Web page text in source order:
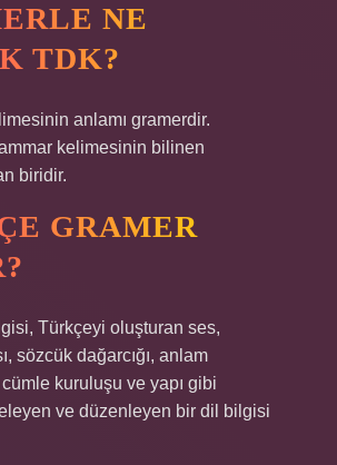
NE
TDK?
anlamı gramerdir.
kelimesinin bilinen
biridir.
GRAMER
Türkçeyi oluşturan ses,
sözcük dağarcığı, anlam
kuruluşu ve yapı gibi
ve düzenleyen bir dil bilgisi